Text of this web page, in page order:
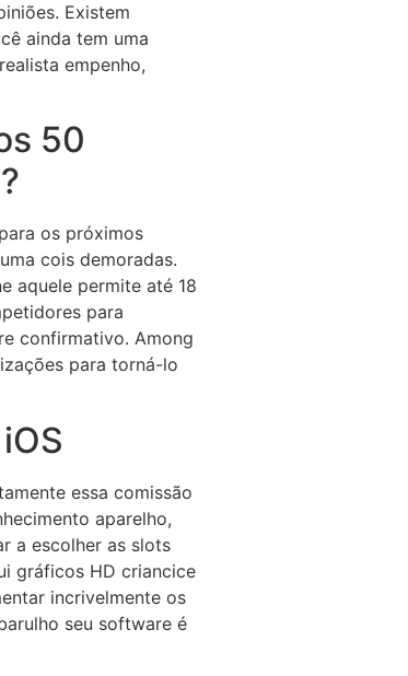
Existem
ainda tem uma
empenho,
50
os próximos
cois demoradas.
aquele permite até 18
para
confirmativo. Among
para torná-lo
essa comissão
aparelho,
a escolher as slots
gráficos HD criancice
incrivelmente os
seu software é